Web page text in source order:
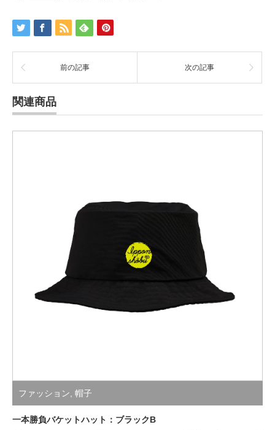
前の記事 次の記事
関連商品
ファッション, 帽子
一本勝負バケットハット：ブラックB